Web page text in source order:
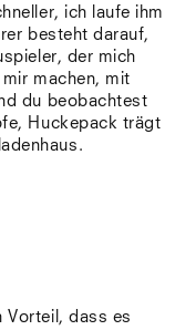
ich laufe ihm
besteht darauf,
der mich
machen, mit
du beobachtest
Huckepack trägt
Vorteil, dass es